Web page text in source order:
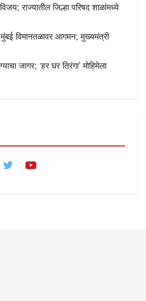
विजय; राज्यातील जिल्हा परिषद शाळांमध्ये
विमानतळावर आगमन; मुख्यमंत्री
जागर; ‘हर घर तिरंगा’ मोहिमेला